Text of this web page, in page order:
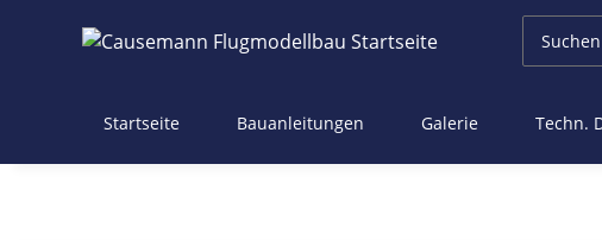
Startseite Bauanleitungen Galerie Techn.